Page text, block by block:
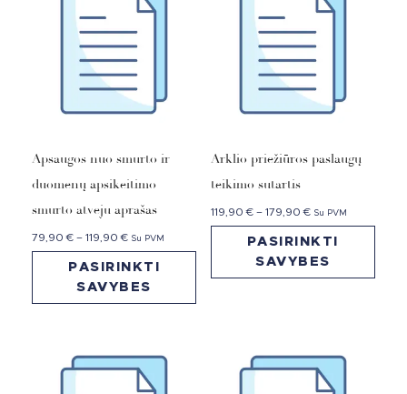
Apsaugos nuo smurto ir
duomenų apsikeitimo
smurto atveju aprašas
79,90€ – 119,90€ Su PVM
PASIRINKTI
SAVYBES
Arklio priežiūros paslaugų
teikimo sutartis
119,90€ – 179,90€ Su PVM
PASIRINKTI
SAVYBES